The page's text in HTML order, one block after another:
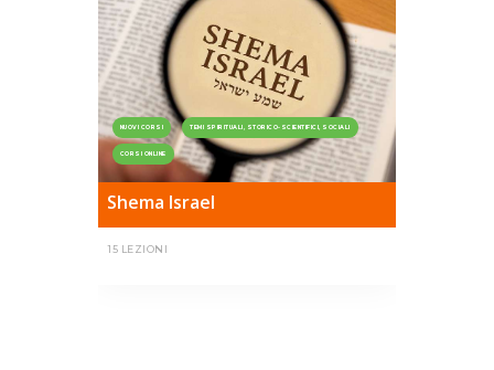
NUOVI CORSI TEMI SPIRITUALI, STORICO-SCIENTIFICI, SOCIALI
CORSI ONLINE
Shema Israel
15 LEZIONI